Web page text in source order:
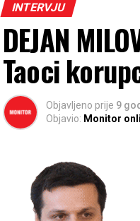
INTERVJU
DEJAN
Taoci
Objavljeno prije 9
Objavio: Monitor